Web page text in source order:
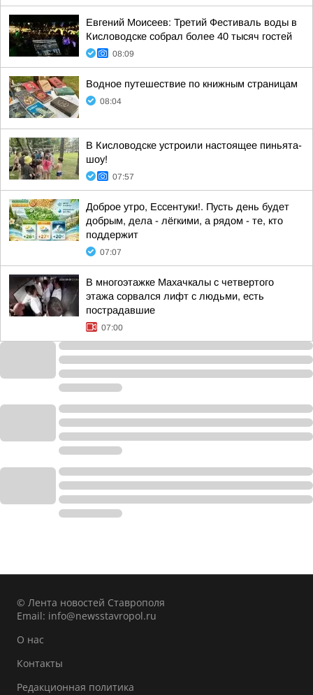
Евгений Моисеев: Третий Фестиваль воды в
Кисловодске собрал более 40 тысяч гостей
08:09
Водное путешествие по книжным страницам
08:04
В Кисловодске устроили настоящее пиньята-
шоу!
07:57
Доброе утро, Ессентуки!. Пусть день будет
добрым, дела - лёгкими, а рядом - те, кто
поддержит
07:07
В многоэтажке Махачкалы с четвертого
этажа сорвался лифт с людьми, есть
пострадавшие
07:00
© Лента новостей Ставрополя
Email: info@newsstavropol.ru
О нас
Контакты
Редакционная политика